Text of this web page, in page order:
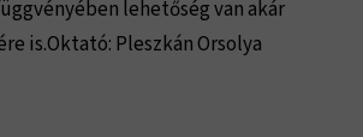
lehetőség van akár
is.Oktató: Pleszkán Orsolya